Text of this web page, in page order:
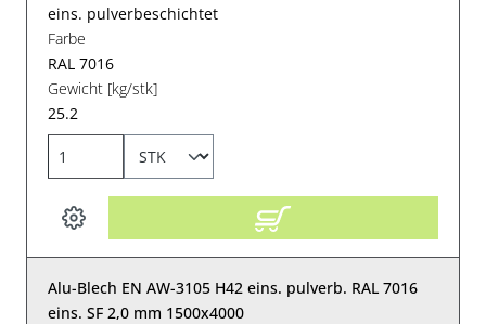
eins. pulverbeschichtet
Farbe
RAL 7016
Gewicht [kg/stk]
25.2
Alu-Blech EN AW-3105 H42 eins. pulverb. RAL 7016
eins. SF 2,0 mm 1500x4000